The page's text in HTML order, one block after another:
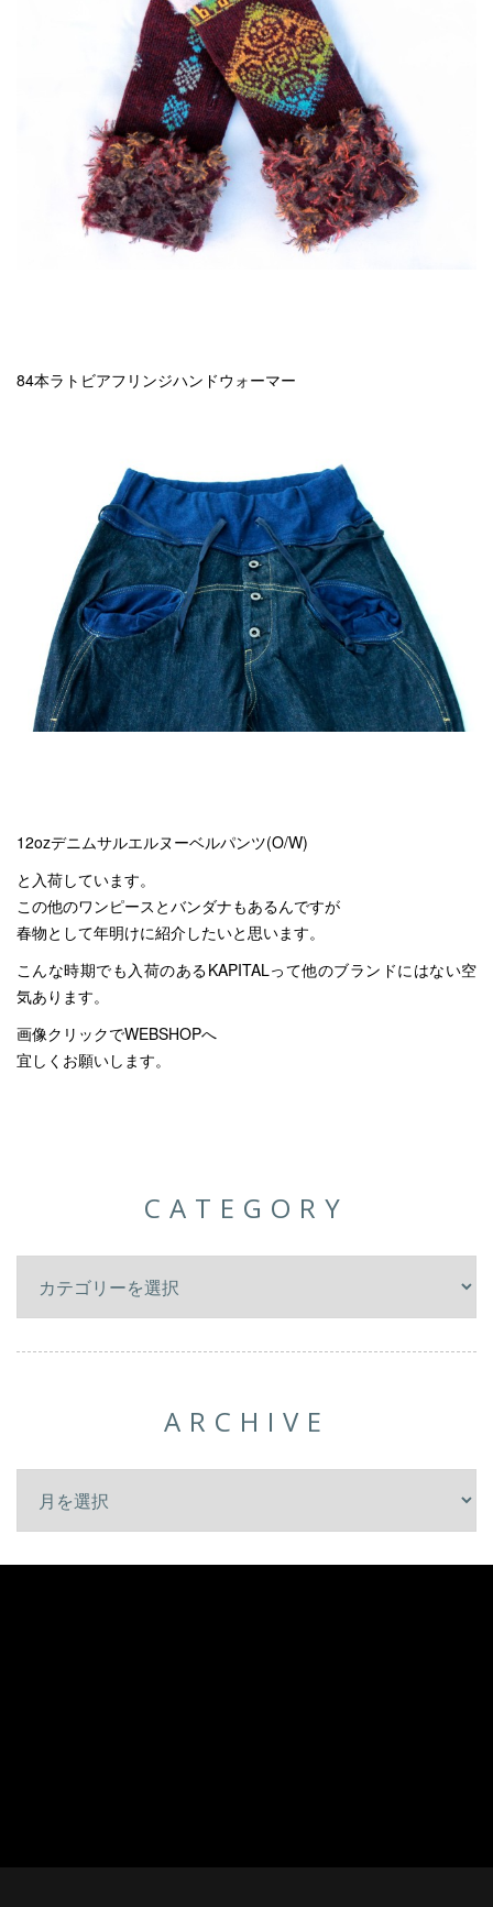
84本ラトビアフリンジハンドウォーマー
12ozデニムサルエルヌーベルパンツ(O/W)
と入荷しています。
この他のワンピースとバンダナもあるんですが
春物として年明けに紹介したいと思います。
こんな時期でも入荷のあるKAPITALって他のブランドにはない空
気あります。
画像クリックでWEBSHOPへ
宜しくお願いします。
CATEGORY
ARCHIVE